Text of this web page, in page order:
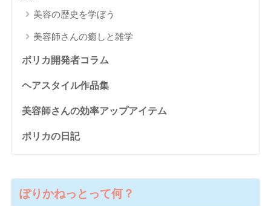
美容の歴史を学ぼう
美容師さんの癒しと雑学
ポリカ開発者コラム
ヘアスタイル作品集
美容師さんの効率アップアイテム
ポリカの日記
ぽりかねっとって何？